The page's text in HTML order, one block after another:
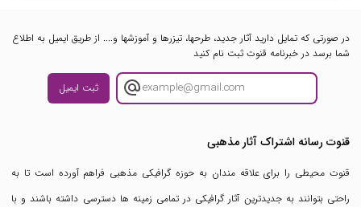
در صورتی که تمایل دارید آثار جدید، طرحها، تیزرها و آموزشها و.... از طریق ایمیل به اطلاع
شما برسد در خبرنامه قنوت ثبت نام کنید
ثبت ایمیل
قنوت رسانه اشتراک آثار مذهبی
قنوت محیطی را برای علاقه مندان به حوزه گرافیکی مذهبی فراهم آورده است تا به
راحتی بتوانند به جدیدترین آثار گرافیکی در تمامی زمینه ها دسترسی داشته باشند و با